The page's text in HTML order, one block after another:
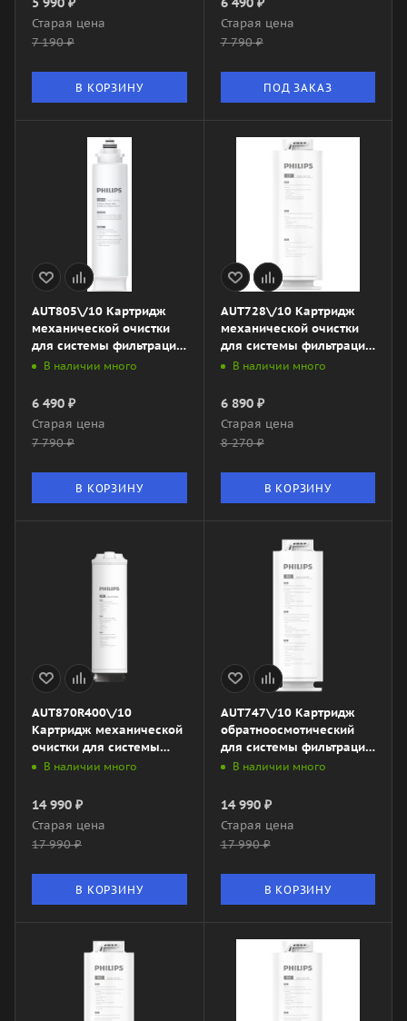
Старая цена
7 190₽
В КОРЗИНУ
Старая цена
7 790₽
ПОД ЗАКАЗ
AUT805\/10 Картридж
механической очистки
для системы фильтрации
AUT3234\/10
В наличии много
6 490 ₽
Старая цена
7 790₽
В КОРЗИНУ
AUT728\/10 Картридж
механической очистки
для системы фильтрации
AUT7006\/10
В наличии много
6 890₽
Старая цена
8 270₽
В КОРЗИНУ
AUT870R400\/10
Картридж механической
очистки для системы
фильтрации
В наличии много
14 990 ₽
Старая цена
17 990₽
В КОРЗИНУ
AUT747\/10 Картридж
обратноосмотический
для системы фильтрации
AUT2016\/10
В наличии много
14 990₽
Старая цена
17 990₽
В КОРЗИНУ